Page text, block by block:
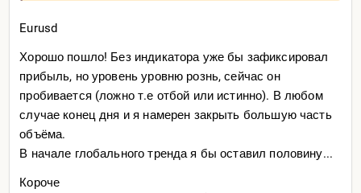
Eurusd
Хорошо пошло! Без индикатора уже бы зафиксировал
прибыль, но уровень уровню рознь, сейчас он
пробивается (ложно т.е отбой или истинно). В любом
случае конец дня и я намерен закрыть большую часть
объёма.
В начале глобального тренда я бы оставил половину...
Короче